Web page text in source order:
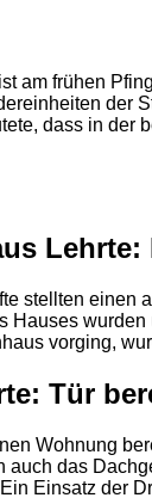
am frühen
der
dass in der
stellten
Hauses
vorging,
Tür
Wohnung
auch das
Einsatz der